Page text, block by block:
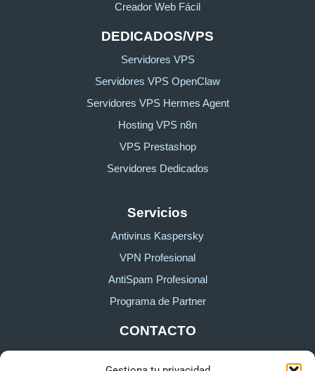
Creador Web Fácil
DEDICADOS/VPS
Servidores VPS
Servidores VPS OpenClaw
Servidores VPS Hermes Agent
Hosting VPS n8n
VPS Prestashop
Servidores Dedicados
Servicios
Antivirus Kaspersky
VPN Profesional
AntiSpam Profesional
Programa de Partner
CONTACTO